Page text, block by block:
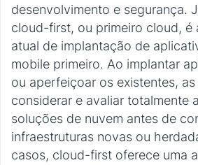
desenvolvimento e segurança.
cloud-first, ou primeiro cloud, é
atual de implantação de
mobile primeiro. Ao implantar
ou aperfeiçoar os existentes,
considerar e avaliar totalmente
soluções de nuvem antes de
infraestruturas novas ou
casos, cloud-first oferece uma